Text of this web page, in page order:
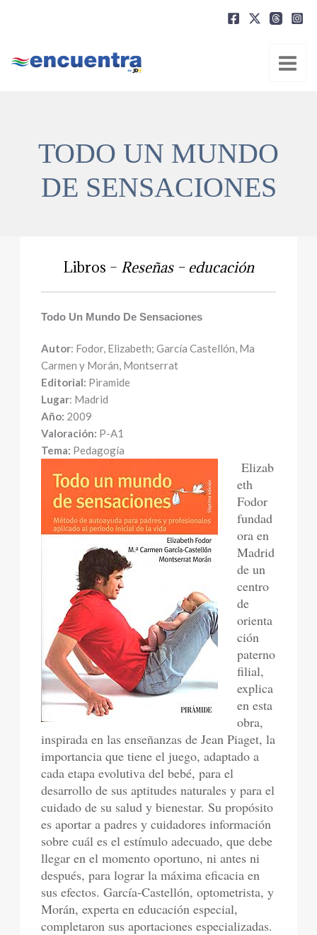
TODO UN MUNDO
DE SENSACIONES
Libros – Reseñas – educación
Todo Un Mundo De Sensaciones
Autor: Fodor, Elizabeth; García Castellón, Ma
Carmen y Morán, Montserrat
Editorial: Piramide
Lugar: Madrid
Año: 2009
Valoración: P-A1
Tema: Pedagogía
Elizab
eth
Fodor
fundad
ora en
Madrid
de un
centro
de
orienta
ción
paterno
filial,
explica
en esta
obra,
inspirada en las enseñanzas de Jean Piaget, la
importancia que tiene el juego, adaptado a
cada etapa evolutiva del bebé, para el
desarrollo de sus aptitudes naturales y para el
cuidado de su salud y bienestar. Su propósito
es aportar a padres y cuidadores información
sobre cuál es el estímulo adecuado, que debe
llegar en el momento oportuno, ni antes ni
después, para lograr la máxima eficacia en
sus efectos. García-Castellón, optometrista, y
Morán, experta en educación especial,
completaron sus aportaciones especializadas.